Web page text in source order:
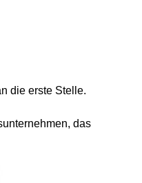
die erste Stelle.
das